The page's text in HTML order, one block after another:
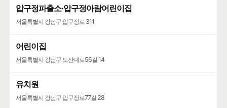
압구정파출소·압구정아람어린이집
서울특별시 강남구 압구정로 311
어린이집
서울특별시 강남구 도산대로56길 14
유치원
서울특별시 강남구 압구정로77길 28